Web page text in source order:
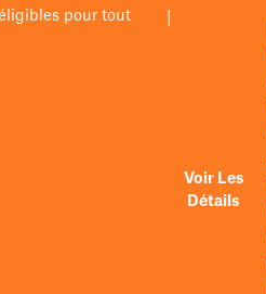
pour tout
Voir Les
Détails